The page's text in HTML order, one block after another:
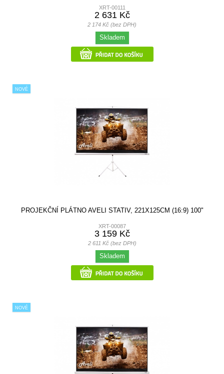
XRT-00111
2 631 Kč
2 174 Kč (bez DPH)
Skladem
NOVÉ
PROJEKČNÍ PLÁTNO AVELI STATIV, 221X125CM (16:9) 100"
XRT-00087
3 159 Kč
2 611 Kč (bez DPH)
Skladem
NOVÉ